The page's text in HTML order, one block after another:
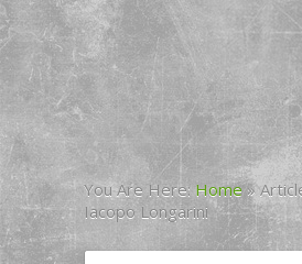
You Are Here: Home »
Iacopo Longarini